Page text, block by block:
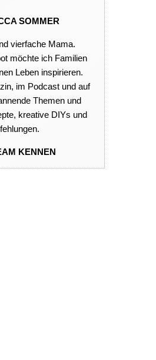
SOMMER
vierfache Mama.
möchte ich Familien
Leben inspirieren.
im Podcast und auf
Themen und
kreative DIYs und
KENNEN